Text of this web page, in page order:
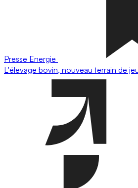
Presse Energie
L'élevage bovin, nouveau terrain de